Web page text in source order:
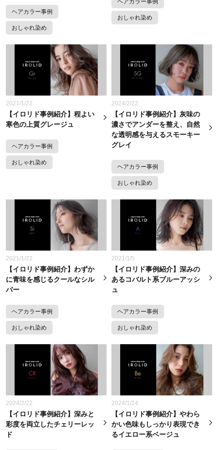
ヘアカラー事例
おしゃれ染め
ヘアカラー事例
おしゃれ染め
2021/1/22
【イロリド事例紹介】程よい
寒色の上質グレージュ
ヘアカラー事例
おしゃれ染め
2024/2/22
【イロリド事例紹介】灰味の
濃さでアンダーを整え、自然
な透明感を与えるスモーキー
グレイ
ヘアカラー事例
おしゃれ染め
2021/1/22
【イロリド事例紹介】わずか
に青味を感じるクールなシル
バー
ヘアカラー事例
おしゃれ染め
2021/1/5
【イロリド事例紹介】深みの
あるコバルト系ブルーアッシ
ュ
ヘアカラー事例
おしゃれ染め
2024/2/22
【イロリド事例紹介】深みと
彩度を両立したチェリーレッ
ド
2024/1/24
【イロリド事例紹介】やわら
かい色味もしっかり表現でき
るイエロー系ベージュ